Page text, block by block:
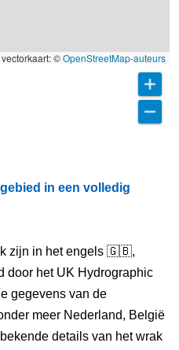
vectorkaart: ©OpenStreetMap-auteurs
in een volledig
zijn in het engels 🇬🇧,
door het UK Hydrographic
gegevens van de
meer Nederland, België
details van het wrak